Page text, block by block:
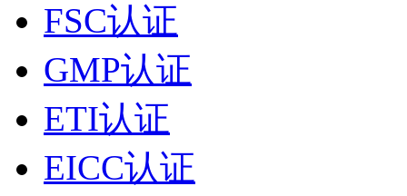
FSC认证
GMP认证
ETI认证
EICC认证